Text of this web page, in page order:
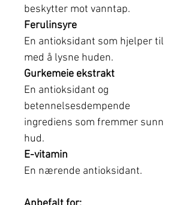
beskytter mot vanntap.
Ferulinsyre
En antioksidant som hjelper til
med å lysne huden.
Gurkemeie ekstrakt
En antioksidant og
betennelsesdempende
ingrediens som fremmer sunn
hud.
E-vitamin
En nærende antioksidant.